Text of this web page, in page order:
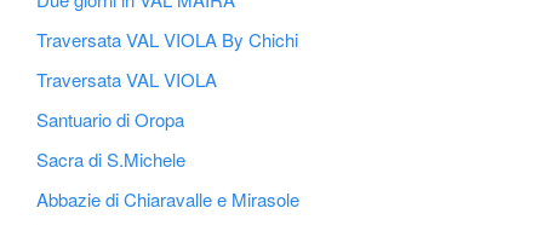
Traversata VAL VIOLA By Chichi
Traversata VAL VIOLA
Santuario di Oropa
Sacra di S.Michele
Abbazie di Chiaravalle e Mirasole